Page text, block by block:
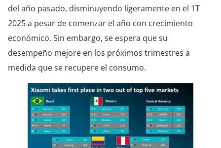
del año pasado, disminuyendo ligeramente en el 1T
2025 a pesar de comenzar el año con crecimiento
económico. Sin embargo, se espera que su
desempeño mejore en los próximos trimestres a
medida que se recupere el consumo.